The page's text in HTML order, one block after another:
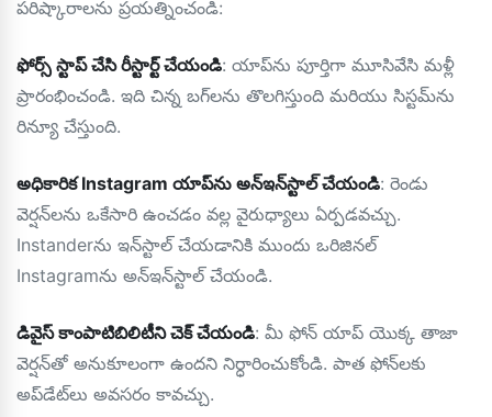
పరిష్కారాలను ప్రయత్నించండి:
ఫోర్స్ స్టాప్ చేసి రీస్టార్ట్ చేయండి: యాప్‌ను పూర్తిగా మూసివేసి మళ్లీ
ప్రారంభించండి. ఇది చిన్న బగ్‌లను తొలగిస్తుంది మరియు సిస్టమ్‌ను
రిన్యూ చేస్తుంది.
అధికారిక Instagram యాప్‌ను అన్‌ఇన్‌స్టాల్ చేయండి: రెండు
వెర్షన్‌లను ఒకేసారి ఉంచడం వల్ల వైరుధ్యాలు ఏర్పడవచ్చు.
Instanderను ఇన్‌స్టాల్ చేయడానికి ముందు ఒరిజినల్
Instagramను అన్‌ఇన్‌స్టాల్ చేయండి.
డివైస్ కాంపాటిబిలిటీని చెక్ చేయండి: మీ ఫోన్ యాప్ యొక్క తాజా
వెర్షన్‌తో అనుకూలంగా ఉందని నిర్ధారించుకోండి. పాత ఫోన్‌లకు
అప్‌డేట్‌లు అవసరం కావచ్చు.